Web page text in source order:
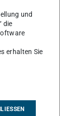
und
PO 2023
Robotik
und
die
erhalten Sie